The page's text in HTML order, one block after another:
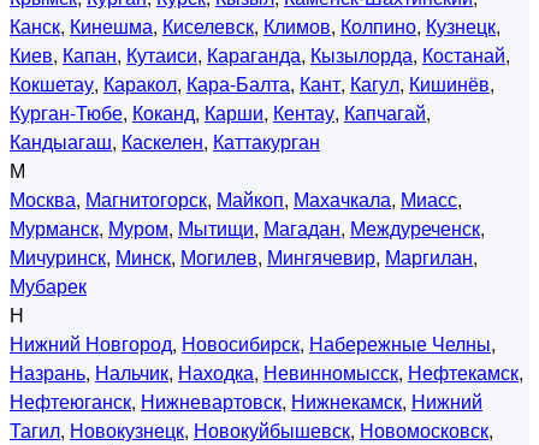
Канск, Кинешма, Киселевск, Климов, Колпино, Кузнецк,
Киев, Капан, Кутаиси, Караганда, Кызылорда, Костанай,
Кокшетау, Каракол, Кара-Балта, Кант, Кагул, Кишинёв,
Курган-Тюбе, Коканд, Карши, Кентау, Капчагай,
Кандыагаш, Каскелен, Каттакурган
М
Москва, Магнитогорск, Майкоп, Махачкала, Миасс,
Мурманск, Муром, Мытищи, Магадан, Междуреченск,
Мичуринск, Минск, Могилев, Мингячевир, Маргилан,
Мубарек
Н
Нижний Новгород, Новосибирск, Набережные Челны,
Назрань, Нальчик, Находка, Невинномысск, Нефтекамск,
Нефтеюганск, Нижневартовск, Нижнекамск, Нижний
Тагил, Новокузнецк, Новокуйбышевск, Новомосковск,